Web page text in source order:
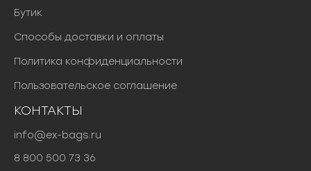
Бутик
Способы доставки и оплаты
Политика конфиденциальности
Пользовательское соглашение
КОНТАКТЫ
info@ex-bags.ru
8 800 500 73 36